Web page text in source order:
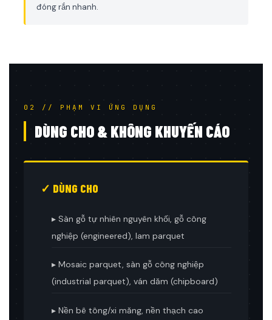
đóng rắn nhanh.
02 // PHẠM VI ỨNG DỤNG
DÙNG CHO & KHÔNG KHUYẾN CÁO
✓ DÙNG CHO
▸ Sàn gỗ tự nhiên nguyên khối, gỗ công
nghiệp (engineered), lam parquet
▸ Mosaic parquet, sàn gỗ công nghiệp
(industrial parquet), ván dăm (chipboard)
▸ Nền bê tông/xi măng, nền thạch cao